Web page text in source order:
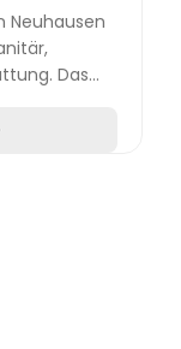
Neuhausen
Das